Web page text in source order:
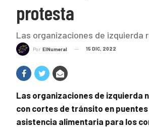
protesta
Las organizaciones de izquierda
Por ElNumeral 15 DIC, 2022
Las organizaciones de izquierda
con cortes de tránsito en
asistencia alimentaria para los